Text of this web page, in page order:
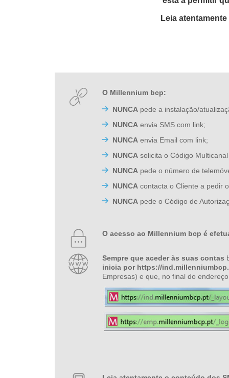
Leia
O Millennium bcp:
NUNCA pede a instalação/
NUNCA envia SMS com link;
NUNCA envia Email com link;
NUNCA solicita o Código
NUNCA pede o número de
NUNCA contacta o Cliente a pedir
NUNCA pede o Código de
O acesso ao Millennium bcp é
Sempre que aceder às suas contas
inicia por https://
Empresas) e que, no final do